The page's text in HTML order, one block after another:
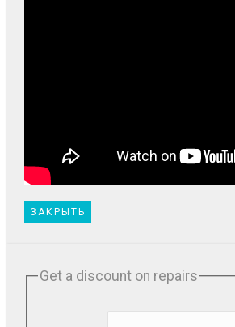
ЗАКРЫТЬ
Get a discount on repairs